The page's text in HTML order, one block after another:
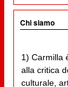
Chi siamo
1) Carmilla
alla critica
culturale,